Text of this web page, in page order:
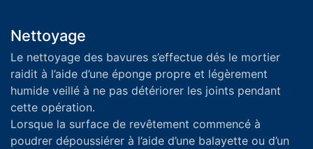
Nettoyage
Le nettoyage des bavures s’effectue dés le mortier
raidit à l’aide d’une éponge propre et légèrement
humide veillé à ne pas détériorer les joints pendant
cette opération.
Lorsque la surface de revêtement commencé à
poudrer dépoussiérer à l’aide d’une balayette ou d’un